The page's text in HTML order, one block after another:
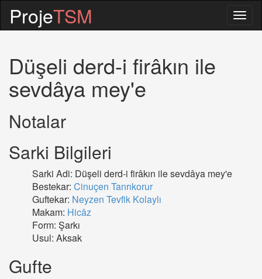
ProjeTSM
Düşeli derd-i firâkın ile
sevdâya mey'e
Notalar
Sarki Bilgileri
Sarki Adi: Düşeli derd-i firâkın ile sevdâya mey'e
Bestekar: Cinuçen Tanrıkorur
Guftekar: Neyzen Tevfik Kolaylı
Makam: Hicâz
Form: Şarkı
Usul: Aksak
Gufte